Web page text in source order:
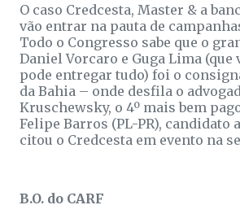
O caso Credcesta, Master & a
vão entrar na pauta de
Todo o Congresso sabe que o
Daniel Vorcaro e Guga Lima (que
pode entregar tudo) foi o
da Bahia – onde desfila o
Kruschewsky, o 4º mais bem
Felipe Barros (PL-PR), candidato
citou o Credcesta em evento na
B.O. do CARF